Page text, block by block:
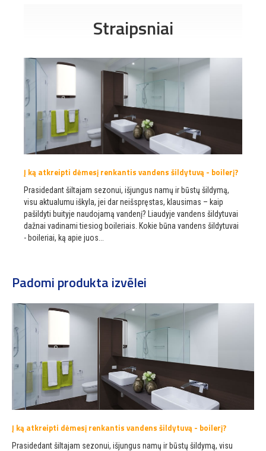
Straipsniai
Į ką atkreipti dėmesį renkantis vandens šildytuvą - boilerį?
Prasidedant šiltajam sezonui, išjungus namų ir būstų šildymą,
visu aktualumu iškyla, jei dar neišspręstas, klausimas – kaip
pašildyti buityje naudojamą vandenį? Liaudyje vandens šildytuvai
dažnai vadinami tiesiog boileriais. Kokie būna vandens šildytuvai
- boileriai, ką apie juos...
Padomi produkta izvēlei
Į ką atkreipti dėmesį renkantis vandens šildytuvą - boilerį?
Prasidedant šiltajam sezonui, išjungus namų ir būstų šildymą, visu